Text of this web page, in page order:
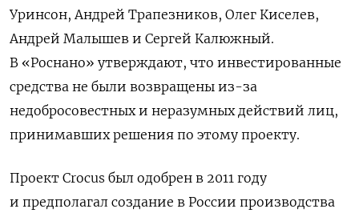
Уринсон, Андрей Трапезников, Олег Киселев,
Андрей Малышев и Сергей Калюжный.
В «Роснано» утверждают, что инвестированные
средства не были возвращены из-за
недобросовестных и неразумных действий лиц,
принимавших решения по этому проекту.
Проект Crocus был одобрен в 2011 году
и предполагал создание в России производства